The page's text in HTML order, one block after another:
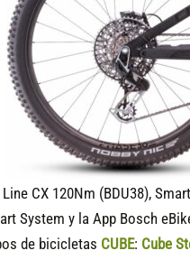
CX 120Nm (BDU38),
System y la App Bosch
de bicicletas CUBE: Cube